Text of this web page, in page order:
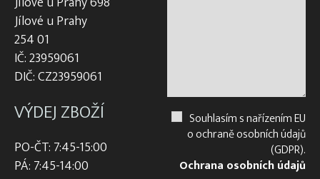
Jílové u Prahy
254 01
IČ: 23959061
DIČ: CZ23959061
VÝDEJ ZBOŽÍ
PO-ČT: 7:45-15:00
PÁ: 7:45-14:00
Souhlasím s nařízením EU
o ochraně osobních údajů
(GDPR).
Ochrana osobních údajů